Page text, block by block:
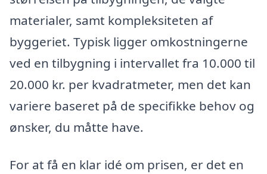
materialer, samt kompleksiteten af
byggeriet. Typisk ligger omkostningerne
ved en tilbygning i intervallet fra 10.000 til
20.000 kr. per kvadratmeter, men det kan
variere baseret på de specifikke behov og
ønsker, du måtte have.
For at få en klar idé om prisen, er det en